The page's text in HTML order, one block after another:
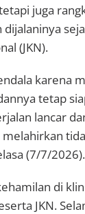
juga
(JKN).
karena
tetap
lancar
(7/7/2026).
di
JKN.